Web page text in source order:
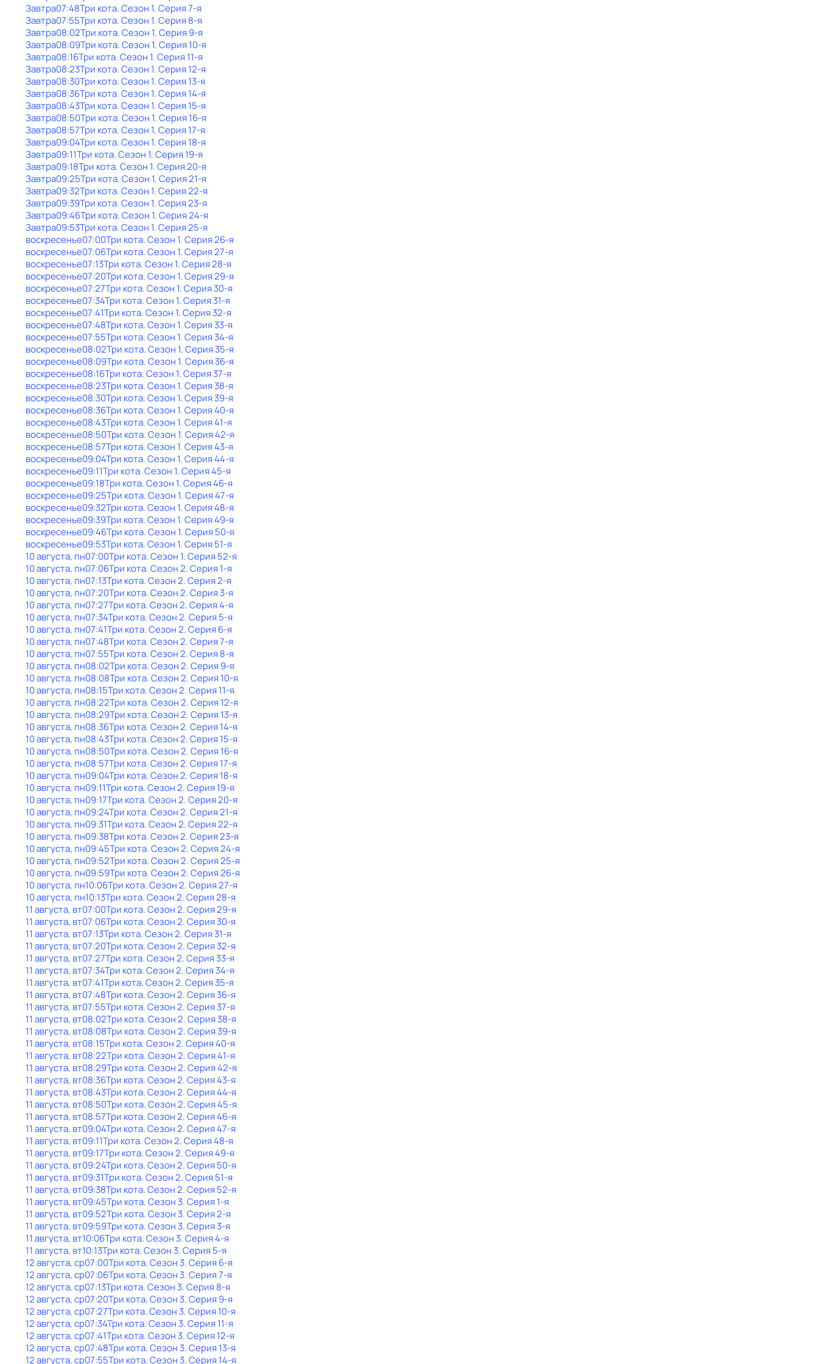
Завтра07:48Три кота. Сезон 1. Серия 7-я
Завтра07:55Три кота. Сезон 1. Серия 8-я
Завтра08:02Три кота. Сезон 1. Серия 9-я
Завтра08:09Три кота. Сезон 1. Серия 10-я
Завтра08:16Три кота. Сезон 1. Серия 11-я
Завтра08:23Три кота. Сезон 1. Серия 12-я
Завтра08:30Три кота. Сезон 1. Серия 13-я
Завтра08:36Три кота. Сезон 1. Серия 14-я
Завтра08:43Три кота. Сезон 1. Серия 15-я
Завтра08:50Три кота. Сезон 1. Серия 16-я
Завтра08:57Три кота. Сезон 1. Серия 17-я
Завтра09:04Три кота. Сезон 1. Серия 18-я
Завтра09:11Три кота. Сезон 1. Серия 19-я
Завтра09:18Три кота. Сезон 1. Серия 20-я
Завтра09:25Три кота. Сезон 1. Серия 21-я
Завтра09:32Три кота. Сезон 1. Серия 22-я
Завтра09:39Три кота. Сезон 1. Серия 23-я
Завтра09:46Три кота. Сезон 1. Серия 24-я
Завтра09:53Три кота. Сезон 1. Серия 25-я
воскресенье07:00Три кота. Сезон 1. Серия 26-я
воскресенье07:06Три кота. Сезон 1. Серия 27-я
воскресенье07:13Три кота. Сезон 1. Серия 28-я
воскресенье07:20Три кота. Сезон 1. Серия 29-я
воскресенье07:27Три кота. Сезон 1. Серия 30-я
воскресенье07:34Три кота. Сезон 1. Серия 31-я
воскресенье07:41Три кота. Сезон 1. Серия 32-я
воскресенье07:48Три кота. Сезон 1. Серия 33-я
воскресенье07:55Три кота. Сезон 1. Серия 34-я
воскресенье08:02Три кота. Сезон 1. Серия 35-я
воскресенье08:09Три кота. Сезон 1. Серия 36-я
воскресенье08:16Три кота. Сезон 1. Серия 37-я
воскресенье08:23Три кота. Сезон 1. Серия 38-я
воскресенье08:30Три кота. Сезон 1. Серия 39-я
воскресенье08:36Три кота. Сезон 1. Серия 40-я
воскресенье08:43Три кота. Сезон 1. Серия 41-я
воскресенье08:50Три кота. Сезон 1. Серия 42-я
воскресенье08:57Три кота. Сезон 1. Серия 43-я
воскресенье09:04Три кота. Сезон 1. Серия 44-я
воскресенье09:11Три кота. Сезон 1. Серия 45-я
воскресенье09:18Три кота. Сезон 1. Серия 46-я
воскресенье09:25Три кота. Сезон 1. Серия 47-я
воскресенье09:32Три кота. Сезон 1. Серия 48-я
воскресенье09:39Три кота. Сезон 1. Серия 49-я
воскресенье09:46Три кота. Сезон 1. Серия 50-я
воскресенье09:53Три кота. Сезон 1. Серия 51-я
10 августа, пн07:00Три кота. Сезон 1. Серия 52-я
10 августа, пн07:06Три кота. Сезон 2. Серия 1-я
10 августа, пн07:13Три кота. Сезон 2. Серия 2-я
10 августа, пн07:20Три кота. Сезон 2. Серия 3-я
10 августа, пн07:27Три кота. Сезон 2. Серия 4-я
10 августа, пн07:34Три кота. Сезон 2. Серия 5-я
10 августа, пн07:41Три кота. Сезон 2. Серия 6-я
10 августа, пн07:48Три кота. Сезон 2. Серия 7-я
10 августа, пн07:55Три кота. Сезон 2. Серия 8-я
10 августа, пн08:02Три кота. Сезон 2. Серия 9-я
10 августа, пн08:08Три кота. Сезон 2. Серия 10-я
10 августа, пн08:15Три кота. Сезон 2. Серия 11-я
10 августа, пн08:22Три кота. Сезон 2. Серия 12-я
10 августа, пн08:29Три кота. Сезон 2. Серия 13-я
10 августа, пн08:36Три кота. Сезон 2. Серия 14-я
10 августа, пн08:43Три кота. Сезон 2. Серия 15-я
10 августа, пн08:50Три кота. Сезон 2. Серия 16-я
10 августа, пн08:57Три кота. Сезон 2. Серия 17-я
10 августа, пн09:04Три кота. Сезон 2. Серия 18-я
10 августа, пн09:11Три кота. Сезон 2. Серия 19-я
10 августа, пн09:17Три кота. Сезон 2. Серия 20-я
10 августа, пн09:24Три кота. Сезон 2. Серия 21-я
10 августа, пн09:31Три кота. Сезон 2. Серия 22-я
10 августа, пн09:38Три кота. Сезон 2. Серия 23-я
10 августа, пн09:45Три кота. Сезон 2. Серия 24-я
10 августа, пн09:52Три кота. Сезон 2. Серия 25-я
10 августа, пн09:59Три кота. Сезон 2. Серия 26-я
10 августа, пн10:06Три кота. Сезон 2. Серия 27-я
10 августа, пн10:13Три кота. Сезон 2. Серия 28-я
11 августа, вт07:00Три кота. Сезон 2. Серия 29-я
11 августа, вт07:06Три кота. Сезон 2. Серия 30-я
11 августа, вт07:13Три кота. Сезон 2. Серия 31-я
11 августа, вт07:20Три кота. Сезон 2. Серия 32-я
11 августа, вт07:27Три кота. Сезон 2. Серия 33-я
11 августа, вт07:34Три кота. Сезон 2. Серия 34-я
11 августа, вт07:41Три кота. Сезон 2. Серия 35-я
11 августа, вт07:48Три кота. Сезон 2. Серия 36-я
11 августа, вт07:55Три кота. Сезон 2. Серия 37-я
11 августа, вт08:02Три кота. Сезон 2. Серия 38-я
11 августа, вт08:08Три кота. Сезон 2. Серия 39-я
11 августа, вт08:15Три кота. Сезон 2. Серия 40-я
11 августа, вт08:22Три кота. Сезон 2. Серия 41-я
11 августа, вт08:29Три кота. Сезон 2. Серия 42-я
11 августа, вт08:36Три кота. Сезон 2. Серия 43-я
11 августа, вт08:43Три кота. Сезон 2. Серия 44-я
11 августа, вт08:50Три кота. Сезон 2. Серия 45-я
11 августа, вт08:57Три кота. Сезон 2. Серия 46-я
11 августа, вт09:04Три кота. Сезон 2. Серия 47-я
11 августа, вт09:11Три кота. Сезон 2. Серия 48-я
11 августа, вт09:17Три кота. Сезон 2. Серия 49-я
11 августа, вт09:24Три кота. Сезон 2. Серия 50-я
11 августа, вт09:31Три кота. Сезон 2. Серия 51-я
11 августа, вт09:38Три кота. Сезон 2. Серия 52-я
11 августа, вт09:45Три кота. Сезон 3. Серия 1-я
11 августа, вт09:52Три кота. Сезон 3. Серия 2-я
11 августа, вт09:59Три кота. Сезон 3. Серия 3-я
11 августа, вт10:06Три кота. Сезон 3. Серия 4-я
11 августа, вт10:13Три кота. Сезон 3. Серия 5-я
12 августа, ср07:00Три кота. Сезон 3. Серия 6-я
12 августа, ср07:06Три кота. Сезон 3. Серия 7-я
12 августа, ср07:13Три кота. Сезон 3. Серия 8-я
12 августа, ср07:20Три кота. Сезон 3. Серия 9-я
12 августа, ср07:27Три кота. Сезон 3. Серия 10-я
12 августа, ср07:34Три кота. Сезон 3. Серия 11-я
12 августа, ср07:41Три кота. Сезон 3. Серия 12-я
12 августа, ср07:48Три кота. Сезон 3. Серия 13-я
12 августа, ср07:55Три кота. Сезон 3. Серия 14-я